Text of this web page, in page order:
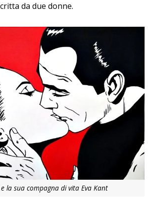
da due donne.
la sua compagna di vita Eva Kant